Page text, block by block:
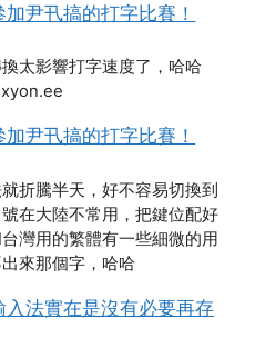
加尹卂搞的打字比賽！
太影響打字速度了，哈哈
加尹卂搞的打字比賽！
折騰半天，好不容易切換到
在大陸不常用，把鍵位配好
灣用的繁體有一些細微的用
來那個字，哈哈
入法實在是沒有必要再存